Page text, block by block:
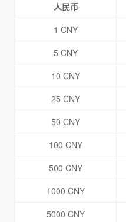
人民币
1 CNY
5 CNY
10 CNY
25 CNY
50 CNY
100 CNY
500 CNY
1000 CNY
5000 CNY